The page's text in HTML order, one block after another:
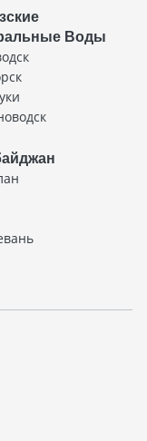
Воды